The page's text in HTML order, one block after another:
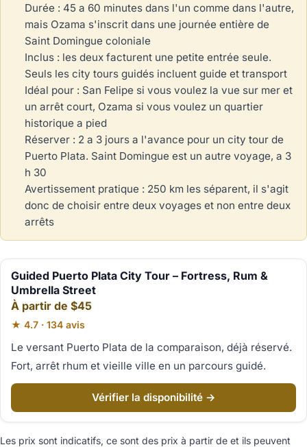
Durée : 45 a 60 minutes dans l'un comme dans l'autre,
mais Ozama s'inscrit dans une journée entière de
Saint Domingue coloniale
Inclus : les deux facturent une petite entrée seule.
Seuls les city tours guidés incluent guide et transport
Idéal pour : San Felipe si vous voulez la vue sur mer et
un arrêt court, Ozama si vous voulez un quartier
historique a pied
Réserver : 2 a 3 jours a l'avance pour un city tour de
Puerto Plata. Saint Domingue est un autre voyage, a 3
h 30
Avertissement pratique : 250 km les séparent, il s'agit
donc de choisir entre deux voyages et non entre deux
arrêts
Guided Puerto Plata City Tour – Fortress, Rum &
Umbrella Street
À partir de $45
★ 4.7 · 134 avis
Le versant Puerto Plata de la comparaison, déjà réservé.
Fort, arrêt rhum et vieille ville en un parcours guidé.
Vérifier la disponibilité →
Les prix sont indicatifs, ce sont des prix à partir de et ils peuvent